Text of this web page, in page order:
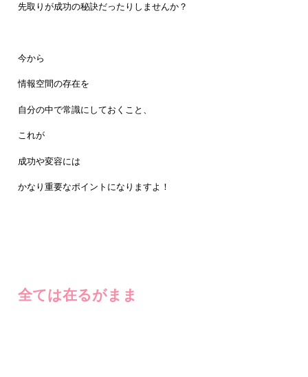
先取りが成功の秘訣だったりしませんか？
今から
情報空間の存在を
自分の中で常識にしておくこと、
これが
成功や変容には
かなり重要なポイントになりますよ！
全ては在るがまま